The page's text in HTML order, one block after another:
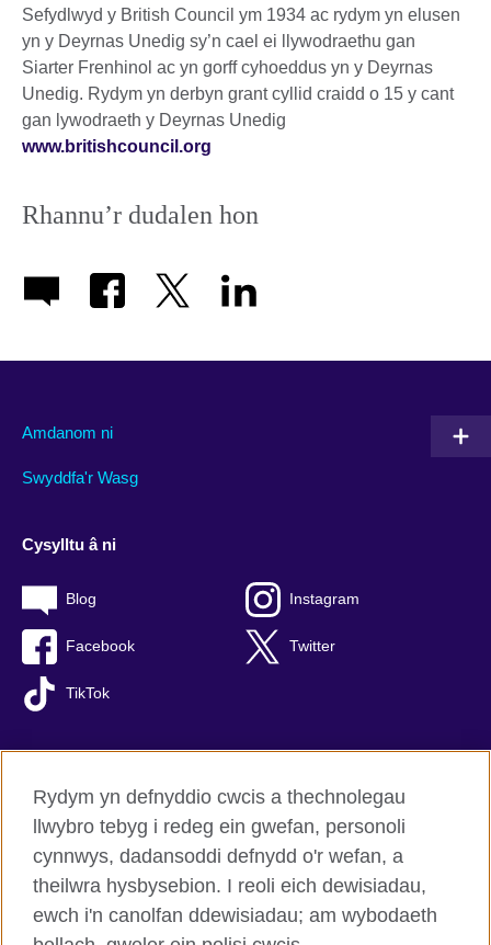
Sefydlwyd y British Council ym 1934 ac rydym yn elusen
yn y Deyrnas Unedig sy’n cael ei llywodraethu gan
Siarter Frenhinol ac yn gorff cyhoeddus yn y Deyrnas
Unedig. Rydym yn derbyn grant cyllid craidd o 15 y cant
gan lywodraeth y Deyrnas Unedig
www.britishcouncil.org
Rhannu’r dudalen hon
Amdanom ni
Swyddfa'r Wasg
Cysylltu â ni
Blog Instagram
Facebook Twitter
TikTok
British Council Byd-eang
Preifatrwydd a thelerau defnyddio
Hygyrchedd
Rydym yn defnyddio cwcis a thechnolegau
llwybro tebyg i redeg ein gwefan, personoli
cynnwys, dadansoddi defnydd o'r wefan, a
theilwra hysbysebion. I reoli eich dewisiadau,
ewch i'n canolfan ddewisiadau; am wybodaeth